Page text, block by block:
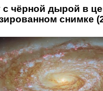
c чёрной дырой в
снимке